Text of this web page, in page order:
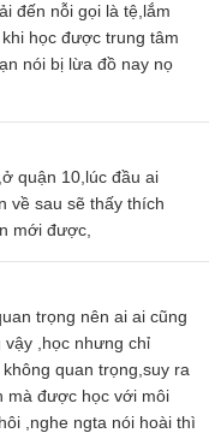
đến nỗi gọi là tệ,lắm
học được trung tâm
nói bị lừa đồ nay nọ
quận 10,lúc đầu ai
về sau sẽ thấy thích
mới được,
trọng nên ai ai cũng
vậy ,học nhưng chỉ
quan trọng,suy ra
mà được học với môi
,nghe ngta nói hoài thì